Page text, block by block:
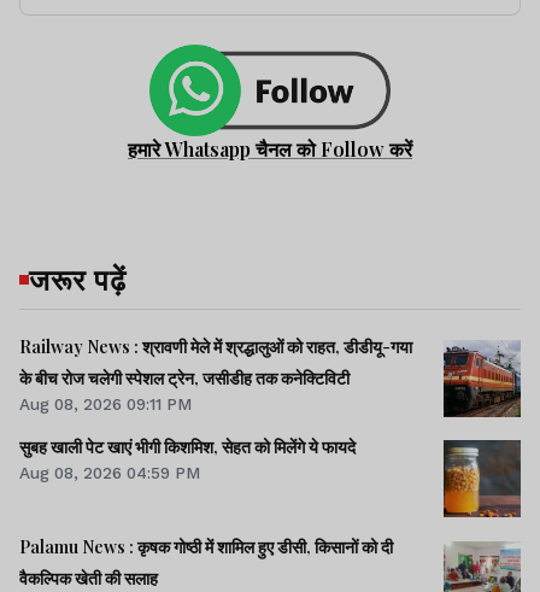
हमारे Whatsapp चैनल को Follow करें
जरूर पढ़ें
Railway News : श्रावणी मेले में श्रद्धालुओं को राहत, डीडीयू-गया
के बीच रोज चलेगी स्पेशल ट्रेन, जसीडीह तक कनेक्टिविटी
Aug 08, 2026 09:11 PM
सुबह खाली पेट खाएं भीगी किशमिश, सेहत को मिलेंगे ये फायदे
Aug 08, 2026 04:59 PM
Palamu News : कृषक गोष्ठी में शामिल हुए डीसी, किसानों को दी
वैकल्पिक खेती की सलाह